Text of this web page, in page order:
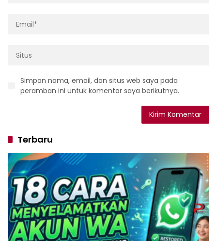
Simpan nama, email, dan situs web saya pada
peramban ini untuk komentar saya berikutnya.
Terbaru